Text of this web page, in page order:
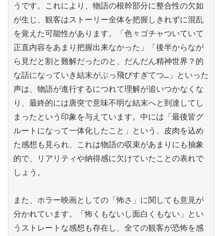
うです。これにより、物語の根幹部分に整合性の欠如
が生じ、観客はストーリー全体を把握しきれずに混乱
を覚えた可能性があります。「色々ゴチャついていて
正直内容をあまり把握出来なかった」「後半からなが
ら見だと割と難解だったのと、だんだん精神世界？的
な話になっていき結末がぶっ飛びすぎてつ…」といった
声は、物語が進行するにつれて理解が追いつかなくな
り、最終的には唐突で意味不明な結末へと到達してし
まったという印象を与えています。中には「最後皆グ
ルートになって一体化したこと」という、皮肉を込め
た感想も見られ、これは物語の収束があまりにも抽象
的で、リアリティや納得感に欠けていたことの表れで
しょう。
また、ホラー映画としての「怖さ」に関しても意見が
分かれています。「怖くもないし面白くもない」とい
うストレートな感想も存在し、全ての観客が恐怖を感